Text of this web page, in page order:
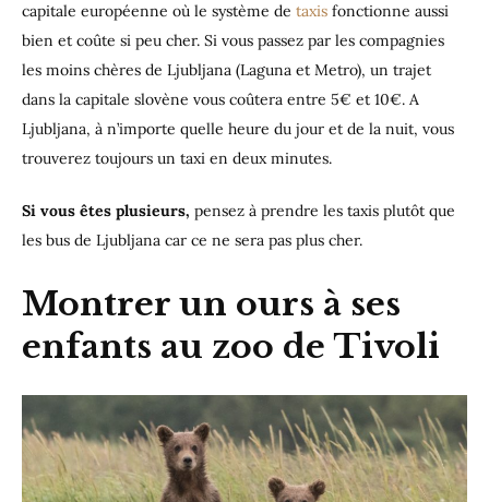
capitale européenne où le système de taxis fonctionne aussi
bien et coûte si peu cher. Si vous passez par les compagnies
les moins chères de Ljubljana (Laguna et Metro), un trajet
dans la capitale slovène vous coûtera entre 5€ et 10€. A
Ljubljana, à n’importe quelle heure du jour et de la nuit, vous
trouverez toujours un taxi en deux minutes.
Si vous êtes plusieurs, pensez à prendre les taxis plutôt que
les bus de Ljubljana car ce ne sera pas plus cher.
Montrer un ours à ses
enfants au zoo de Tivoli